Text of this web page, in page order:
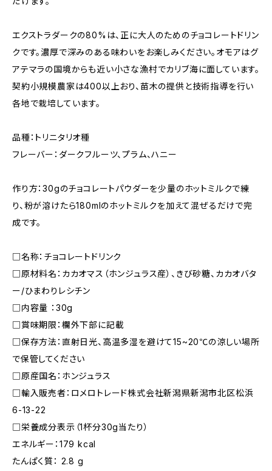
エクストラダークの80%は、正に大人のためのチョコレートドリン
クです。濃厚で深みのある味わいをお楽しみください。オモアはグ
アテマラの国境からも近い小さな漁村でカリブ海に面しています。
契約小規模農家は400以上おり、苗木の提供と技術指導を行い
各地で栽培しています。
品種：トリニタリオ種
フレーバー：ダークフルーツ、プラム、ハニー
作り方：30gのチョコレートパウダーを少量のホットミルクで練
り、粉が溶けたら180mlのホットミルクを加えて混ぜるだけで完
成です。
□名称：チョコレートドリンク
□原材料名：カカオマス（ホンジュラス産）、きび砂糖、カカオバタ
ー/ひまわりレシチン
□内容量 ：30g
□賞味期限：欄外下部に記載
□保存⽅法：直射日光、高温多湿を避けて15~20℃の涼しい場所
で保管してください
□原産国名：ホンジュラス
□輸⼊販売者：ロメロトレード株式会社新潟県新潟市北区松浜
6-13-22
□栄養成分表示（1杯分30g当たり）
エネルギー：179 kcal
たんぱく質： 2.8 g